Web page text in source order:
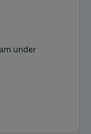
under